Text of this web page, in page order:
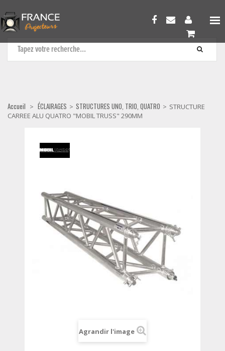
STRUCTURES UNO, TRIO, QUATRO
Accueil > ÉCLAIRAGES > STRUCTURES UNO, TRIO, QUATRO > STRUCTURE
CARREE ALU QUATRO "MOBIL TRUSS" 290MM
Agrandir l'image